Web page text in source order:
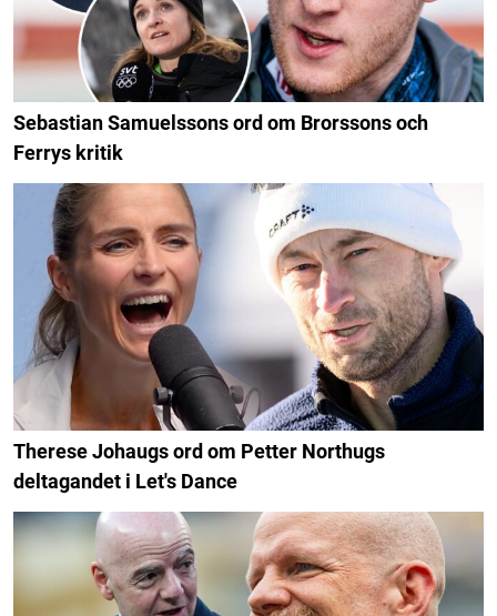
Sebastian Samuelssons ord om Brorssons och
Ferrys kritik
Therese Johaugs ord om Petter Northugs
deltagandet i Let's Dance